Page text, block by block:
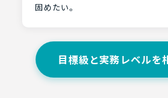
固めたい。
目標級と実務レベルを